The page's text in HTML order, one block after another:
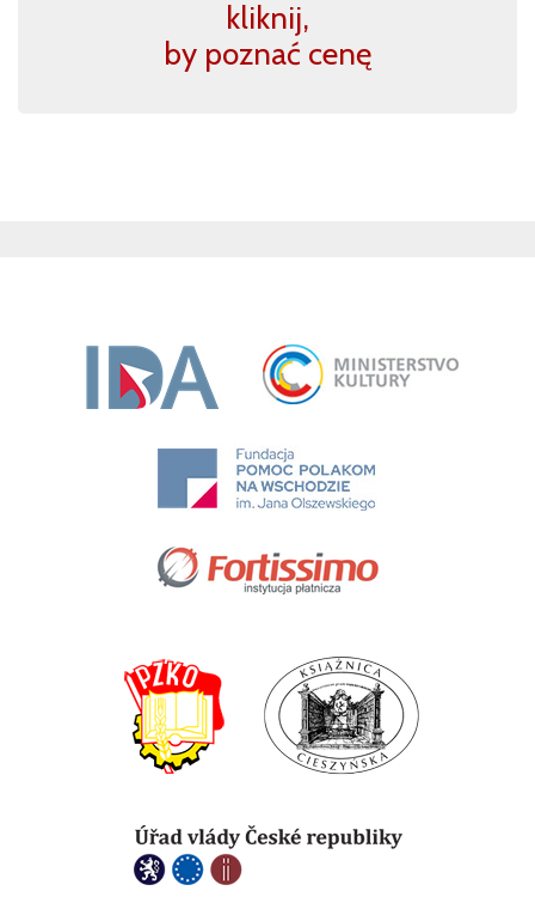
kliknij,
by poznać cenę